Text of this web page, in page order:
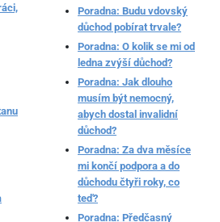
Poradna: Budu vdovský
důchod pobírat trvale?
Poradna: O kolik se mi od
ledna zvýší důchod?
Poradna: Jak dlouho
musím být nemocný,
abych dostal invalidní
důchod?
Poradna: Za dva měsíce
mi končí podpora a do
důchodu čtyři roky, co
teď?
Poradna: Předčasný